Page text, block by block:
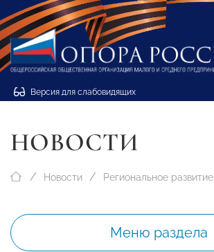
Версия для слабовидящих
НОВОСТИ
Новости Региональное развитие
Меню раздела